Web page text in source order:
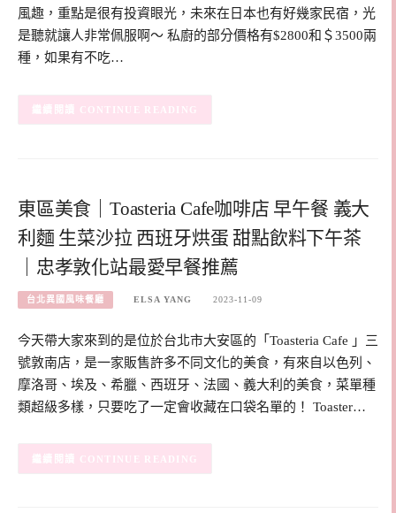
風趣，重點是很有投資眼光，未來在日本也有好幾家民宿，光
是聽就讓人非常佩服啊～ 私廚的部分價格有$2800和＄3500兩
種，如果有不吃…
CONTINUE READING
東區美食｜Toasteria Cafe咖啡店 早午餐 義大
利麵 生菜沙拉 西班牙烘蛋 甜點飲料下午茶
｜忠孝敦化站最愛早餐推薦
台北異國風味餐廳 ELSA YANG 2023-11-09
今天帶大家來到的是位於台北市大安區的「Toasteria Cafe 」三
號敦南店，是一家販售許多不同文化的美食，有來自以色列、
摩洛哥、埃及、希臘、西班牙、法國、義大利的美食，菜單種
類超級多樣，只要吃了一定會收藏在口袋名單的！ Toaster…
CONTINUE READING